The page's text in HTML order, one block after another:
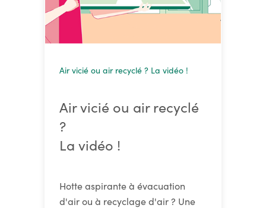
Air vicié ou air recyclé ? La vidéo !
Air vicié ou air recyclé
?
La vidéo !
Hotte aspirante à évacuation
d'air ou à recyclage d'air ? Une